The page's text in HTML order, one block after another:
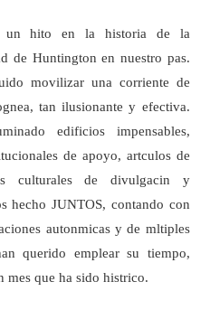
un hito en la historia de la
de Huntington en nuestro pas.
movilizar una corriente de
tan ilusionante y efectiva.
edificios impensables,
de apoyo, artculos de
culturales de divulgacin y
hecho JUNTOS, contando con
autonmicas y de mltiples
querido emplear su tiempo,
mes que ha sido histrico.